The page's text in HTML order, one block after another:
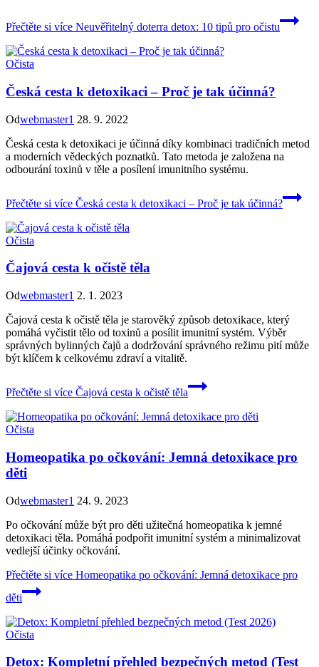
Přečtěte si více Neuvěřitelný doterra detox: 10 tipů pro očistu
Očista
Česká cesta k detoxikaci – Proč je tak účinná?
Odwebmaster1 28. 9. 2022
Česká cesta k detoxikaci je účinná díky kombinaci tradičních metod
a moderních vědeckých poznatků. Tato metoda je založena na
odbourání toxinů v těle a posílení imunitního systému.
Přečtěte si více Česká cesta k detoxikaci – Proč je tak účinná?
Očista
Čajová cesta k očistě těla
Odwebmaster1 2. 1. 2023
Čajová cesta k očistě těla je starověký způsob detoxikace, který
pomáhá vyčistit tělo od toxinů a posílit imunitní systém. Výběr
správných bylinných čajů a dodržování správného režimu pití může
být klíčem k celkovému zdraví a vitalitě.
Přečtěte si více Čajová cesta k očistě těla
Očista
Homeopatika po očkování: Jemná detoxikace pro
děti
Odwebmaster1 24. 9. 2023
Po očkování může být pro děti užitečná homeopatika k jemné
detoxikaci těla. Pomáhá podpořit imunitní systém a minimalizovat
vedlejší účinky očkování.
Přečtěte si více Homeopatika po očkování: Jemná detoxikace pro
děti
Očista
Detox: Kompletní přehled bezpečných metod (Test